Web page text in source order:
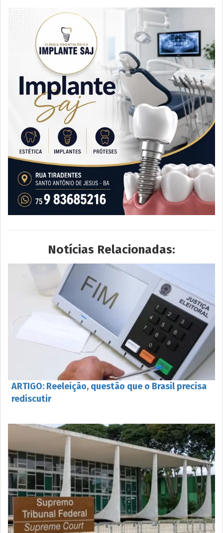
Notícias Relacionadas:
ARTIGO: Reeleição, questão que o Brasil precisa
rediscutir